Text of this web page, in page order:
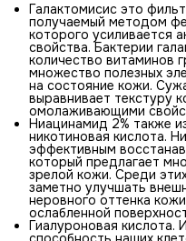
Галактомисис это
получаемый методом
которого усиливается
свойства. Бактерии
количество витаминов
множество полезных
на состояние кожи.
выравнивает текстуру
омолаживающими
Ниацинамид 2% также
никотиновая кислота.
эффективным
который предлагает
зрелой кожи. Среди
заметно улучшать
неровного оттенка
ослабленной
Гиалуроновая кислота.